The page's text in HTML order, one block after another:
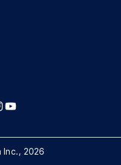
Inc., 2026